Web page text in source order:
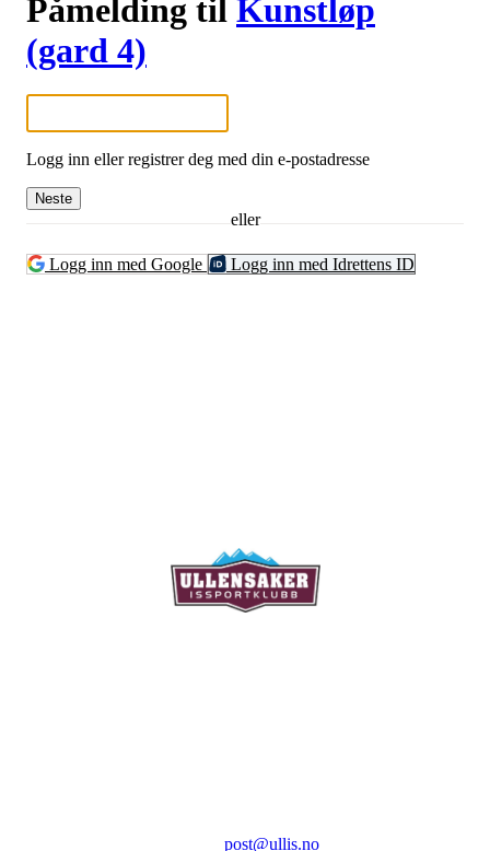
Påmelding til Kunstløp
(gard 4)
Logg inn eller registrer deg med din e-postadresse
Neste
eller
Logg inn med Google Logg inn med Idrettens ID
post@ullis.no